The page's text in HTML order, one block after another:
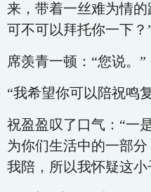
来，带着一丝难为情
可不可以拜托你一下？
席羡青一顿：“您说。”
“我希望你可以陪祝鸣
祝盈盈叹了口气：“一
为你们生活中的一部
我陪，所以我怀疑这